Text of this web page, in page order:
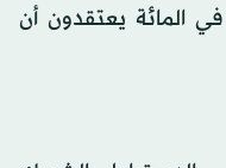
مؤيدي ترامب شخصيًا فإن 54 في المائة يعتقدون أن